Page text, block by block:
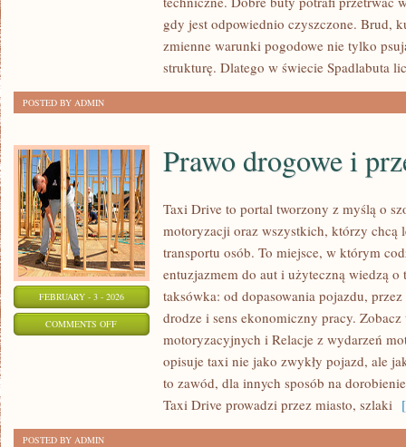
gdy jest odpowiednio czyszczone. Brud,
zmienne warunki pogodowe nie tylko
strukturę. Dlatego w świecie Spadlabuta
POSTED BY ADMIN
FEBRUARY - 3 - 2026
COMMENTS OFFON
Prawo drogowe i
Taxi Drive to portal tworzony z myślą o
motoryzacji oraz wszystkich, którzy chcą
transportu osób. To miejsce, w którym
entuzjazmem do aut i użyteczną wiedzą o
taksówka: od dopasowania pojazdu,
drodze i sens ekonomiczny pracy.
motoryzacyjnych i Relacje z wydarzeń
opisuje taxi nie jako zwykły pojazd, ale
to zawód, dla innych sposób na
Taxi Drive prowadzi przez miasto, szlaki
POSTED BY ADMIN